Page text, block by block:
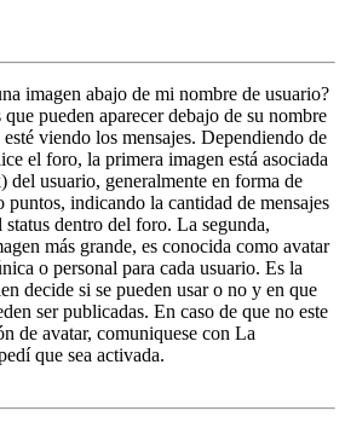
imagen abajo de mi nombre de usuario?
pueden aparecer debajo de su nombre
viendo los mensajes. Dependiendo de
el foro, la primera imagen está asociada
del usuario, generalmente en forma de
puntos, indicando la cantidad de mensajes
status dentro del foro. La segunda,
más grande, es conocida como avatar
o personal para cada usuario. Es la
decide si se pueden usar o no y en que
ser publicadas. En caso de que no este
de avatar, comuniquese con La
que sea activada.